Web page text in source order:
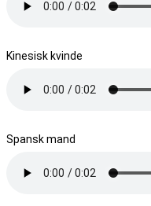
Kinesisk kvinde
Spansk mand